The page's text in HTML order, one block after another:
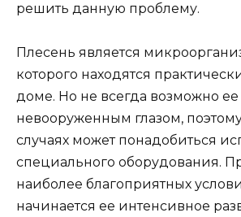
решить данную проблему.
Плесень является
которого находятся
доме. Но не всегда возможно
невооруженным глазом,
случаях может понадобиться
специального оборудования.
наиболее благоприятных
начинается ее интенсивное